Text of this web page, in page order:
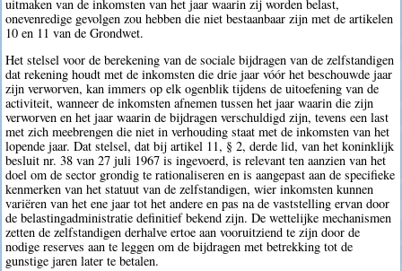
uitmaken van de inkomsten van het jaar waarin zij worden belast,
onevenredige gevolgen zou hebben die niet bestaanbaar zijn met de artikelen
10 en 11 van de Grondwet.
Het stelsel voor de berekening van de sociale bijdragen van de zelfstandigen
dat rekening houdt met de inkomsten die drie jaar vóór het beschouwde jaar
zijn verworven, kan immers op elk ogenblik tijdens de uitoefening van de
activiteit, wanneer de inkomsten afnemen tussen het jaar waarin die zijn
verworven en het jaar waarin de bijdragen verschuldigd zijn, tevens een last
met zich meebrengen die niet in verhouding staat met de inkomsten van het
lopende jaar. Dat stelsel, dat bij artikel 11, § 2, derde lid, van het koninklijk
besluit nr. 38 van 27 juli 1967 is ingevoerd, is relevant ten aanzien van het
doel om de sector grondig te rationaliseren en is aangepast aan de specifieke
kenmerken van het statuut van de zelfstandigen, wier inkomsten kunnen
variëren van het ene jaar tot het andere en pas na de vaststelling ervan door
de belastingadministratie definitief bekend zijn. De wettelijke mechanismen
zetten de zelfstandigen derhalve ertoe aan vooruitziend te zijn door de
nodige reserves aan te leggen om de bijdragen met betrekking tot de
gunstige jaren later te betalen.